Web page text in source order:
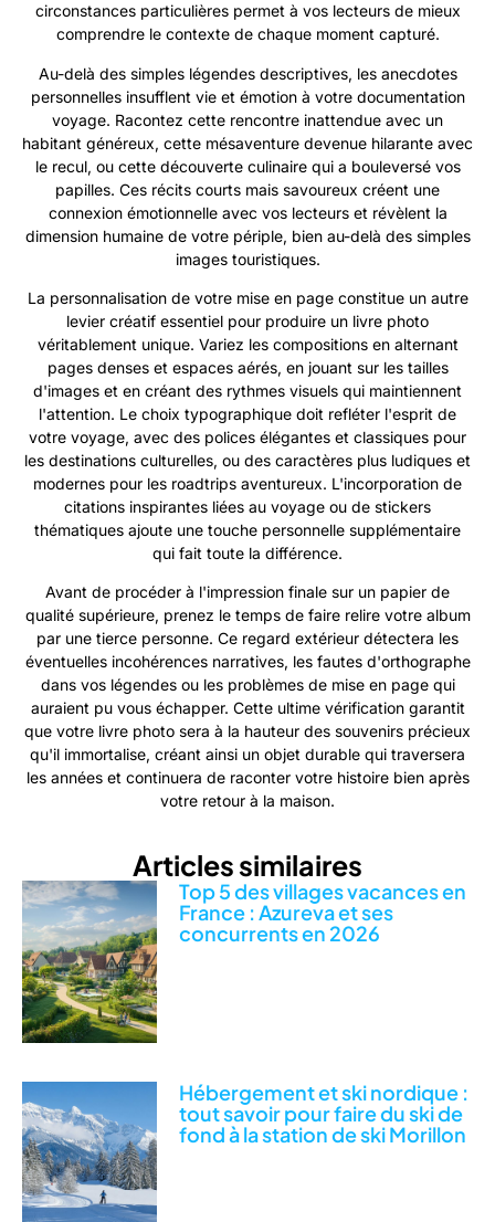
Articles similaires
Top 5 des villages vacances en
France : Azureva et ses
concurrents en 2026
Hébergement et ski nordique :
tout savoir pour faire du ski de
fond à la station de ski Morillon
circonstances particulières permet à vos lecteurs de mieux
comprendre le contexte de chaque moment capturé.
Au-delà des simples légendes descriptives, les anecdotes
personnelles insufflent vie et émotion à votre documentation
voyage. Racontez cette rencontre inattendue avec un
habitant généreux, cette mésaventure devenue hilarante avec
le recul, ou cette découverte culinaire qui a bouleversé vos
papilles. Ces récits courts mais savoureux créent une
connexion émotionnelle avec vos lecteurs et révèlent la
dimension humaine de votre périple, bien au-delà des simples
images touristiques.
La personnalisation de votre mise en page constitue un autre
levier créatif essentiel pour produire un livre photo
véritablement unique. Variez les compositions en alternant
pages denses et espaces aérés, en jouant sur les tailles
d'images et en créant des rythmes visuels qui maintiennent
l'attention. Le choix typographique doit refléter l'esprit de
votre voyage, avec des polices élégantes et classiques pour
les destinations culturelles, ou des caractères plus ludiques et
modernes pour les roadtrips aventureux. L'incorporation de
citations inspirantes liées au voyage ou de stickers
thématiques ajoute une touche personnelle supplémentaire
qui fait toute la différence.
Avant de procéder à l'impression finale sur un papier de
qualité supérieure, prenez le temps de faire relire votre album
par une tierce personne. Ce regard extérieur détectera les
éventuelles incohérences narratives, les fautes d'orthographe
dans vos légendes ou les problèmes de mise en page qui
auraient pu vous échapper. Cette ultime vérification garantit
que votre livre photo sera à la hauteur des souvenirs précieux
qu'il immortalise, créant ainsi un objet durable qui traversera
les années et continuera de raconter votre histoire bien après
votre retour à la maison.